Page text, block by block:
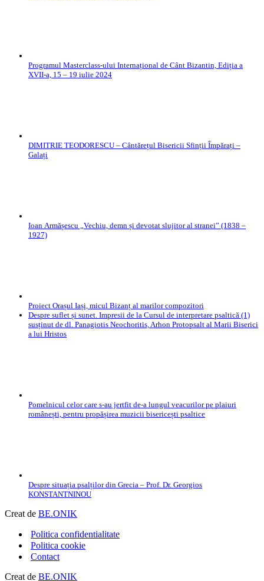
Programul Masterclass-ului Internațional de Cânt Bizantin, Ediția a
XVII-a, 15 – 19 iulie 2024
DIMITRIE TEODORESCU – Cântărețul Bisericii Sfinții Împărați –
Galați
Ioan Armășescu „Vechiu, demn și devotat slujitor al stranei” (1838 –
1927)
Proiect Orașul Iași, micul Bizanț al marilor compozitori
Despre suflet și sunet. Impresii de la Cursul de interpretare psaltică (1)
susținut de dl. Panagiotis Neochoritis, Arhon Protopsalt al Marii Biserici
a lui Hristos
Pomelnicul celor care s-au jertfit de-a lungul veacurilor pe plaiuri
românești, pentru propășirea muzicii bisericești psaltice
Despre situația psalților din Grecia – Prof. Dr. Georgios
KONSTANTNINOU
Creat de BE.ONIK
Politica confidentialitate
Politica cookie
Contact
Creat de BE.ONIK